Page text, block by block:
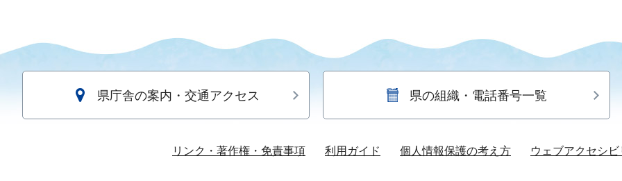
県庁舎の案内・交通アクセス 県の組織・電話番号一覧
リンク・著作権・免責事項 利用ガイド 個人情報保護の考え方 ウェブアクセシ